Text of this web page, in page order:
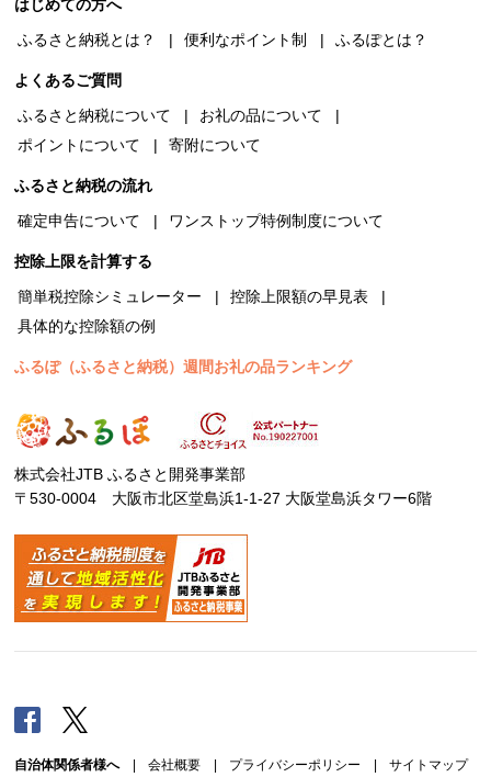
はじめての方へ
ふるさと納税とは？
便利なポイント制 ふるぽとは？
よくあるご質問
ふるさと納税について
お礼の品について
ポイントについて
寄附について
ふるさと納税の流れ
確定申告について
ワンストップ特例制度について
控除上限を計算する
簡単税控除シミュレーター
控除上限額の早見表
具体的な控除額の例
ふるぽ（ふるさと納税）週間お礼の品ランキング
株式会社JTB ふるさと開発事業部
〒530-0004 大阪市北区堂島浜1-1-27 大阪堂島浜タワー6階
Facebook
自治体関係者様へ| 会社概要 プライバシーポリシー サイトマップ